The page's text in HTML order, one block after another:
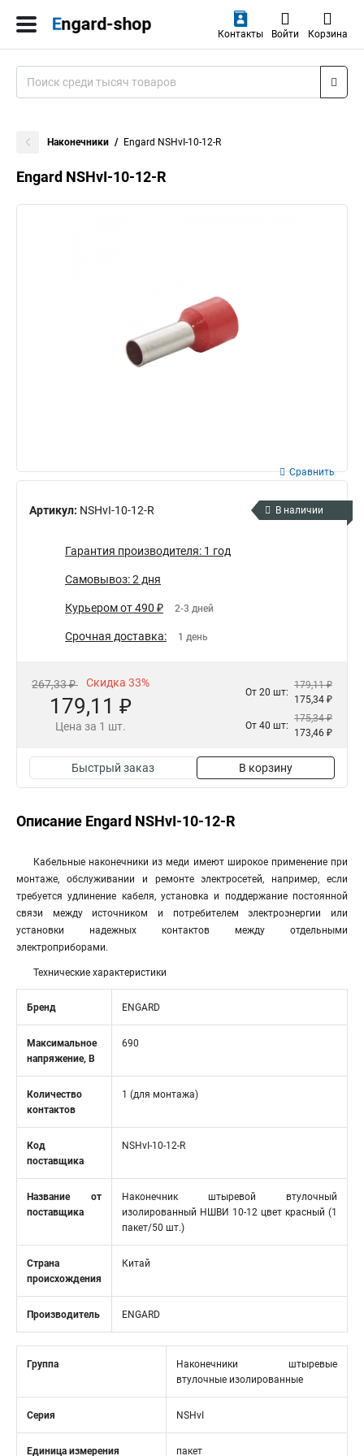
Контакты Войти Корзина
Наконечники Engard NSHvI-10-12-R
Engard NSHvI-10-12-R
Артикул: NSHvI-10-12-R
Сравнить
В наличии
Гарантия производителя: 1 год
Самовывоз: 2 дня
Курьером от 490 ₽ 2-3 дней
Срочная доставка: 1 день
267,33 ₽ Скидка 33%
179,11 ₽
Цена за 1 шт.
От 20 шт:
179,11 ₽
175,34 ₽
От 40 шт:
175,34 ₽
173,46 ₽
Быстрый заказ В корзину
Описание Engard NSHvI-10-12-R
Кабельные наконечники из меди имеют широкое применение при
монтаже, обслуживании и ремонте электросетей, например, если
требуется удлинение кабеля, установка и поддержание постоянной
связи между источником и потребителем электроэнергии или
установки надежных контактов между отдельными
электроприборами.
Технические характеристики
Бренд ENGARD
Максимальное
напряжение, В
690
Количество
контактов
1 (для монтажа)
Код
поставщика
NSHvI-10-12-R
Название от
поставщика
Наконечник штыревой втулочный
изолированный НШВИ 10-12 цвет красный (1
пакет/50 шт.)
Страна
происхождения
Китай
Производитель ENGARD
Группа
Наконечники штыревые
втулочные изолированные
Серия NSHvI
Единица измерения пакет